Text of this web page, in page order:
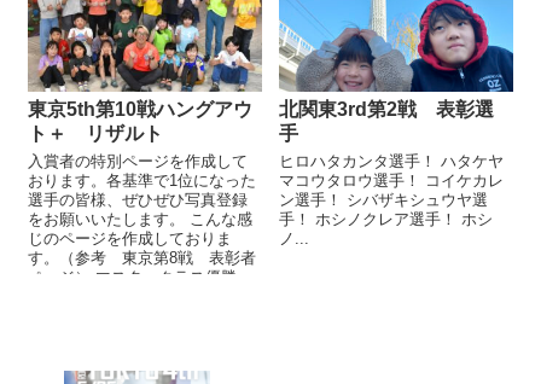
東京5th第10戦ハングアウ
ト＋ リザルト
入賞者の特別ページを作成して
おります。各基準で1位になった
選手の皆様、ぜひぜひ写真登録
をお願いいたします。 こんな感
じのページを作成しておりま
す。（参考 東京第8戦 表彰者
ページ） マスタークラス優勝・
北関東3rd第2戦 表彰選
手
ヒロハタカンタ選手！ ハタケヤ
マコウタロウ選手！ コイケカレ
ン選手！ シバザキシュウヤ選
手！ ホシノクレア選手！ ホシ
ノ...